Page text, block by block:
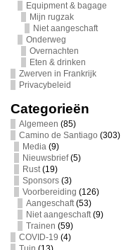
Equipment & bagage
Mijn rugzak
Niet aangeschaft
Onderweg
Overnachten
Eten & drinken
Zwerven in Frankrijk
Privacybeleid
Categorieën
Algemeen (85)
Camino de Santiago (303)
Media(9)
Nieuwsbrief(5)
Rust(19)
Sponsors(3)
Voorbereiding (126)
Aangeschaft(53)
Niet aangeschaft(9)
Trainen (59)
COVID-19 (4)